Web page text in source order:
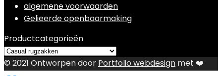
algemene voorwaarden
Gelieerde openbaarmaking
Productcategorieën
© 2021 Ontworpen door Portfolio webdesign met ❤️